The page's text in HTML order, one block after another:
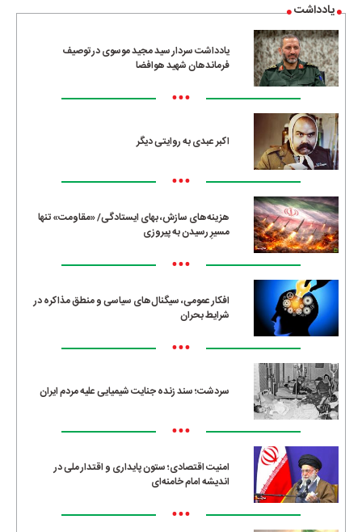
یادداشت
یادداشت سردار سید مجید موسوی در توصیف
فرماندهان شهید هوافضا
•••
اکبر عبدی به روایتی دیگر
•••
هزینه‌های سازش، بهای ایستادگی/ «مقاومت» تنها
مسیرِ رسیدن به پیروزی
•••
افکار عمومی، سیگنال‌های سیاسی و منطق مذاکره در
شرایط بحران
•••
سردشت؛ سند زنده جنایت شیمیایی علیه مردم ایران
•••
امنیت اقتصادی؛ ستون پایداری و اقتدار ملی در
اندیشه امام خامنه‌ای
•••